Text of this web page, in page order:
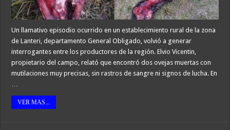
Un llamativo episodio ocurrido en un establecimiento rural de la zona
de Lanteri, departamento General Obligado, volvió a generar
interrogantes entre los productores de la región. Elvio Vicentin,
propietario del campo, relató que encontró dos ovejas muertas con
mutilaciones muy precisas, sin rastros de sangre ni signos de lucha. En
VER MAS...